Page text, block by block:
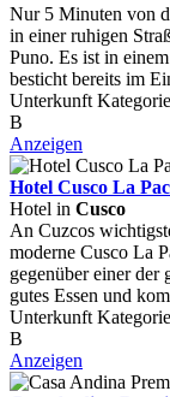
Nur 5 Minuten von
in einer ruhigen
Puno. Es ist in
besticht bereits im
Unterkunft Kategorie
B
Anzeigen
Hotel Cusco La
Hotel in Cusco
An Cuzcos
moderne Cusco La
gegenüber einer der
gutes Essen und
Unterkunft Kategorie
B
Anzeigen